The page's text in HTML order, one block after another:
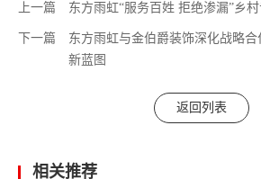
上一篇 东方雨虹“服务百姓 拒绝渗漏”乡
下一篇
东方雨虹与金伯爵装饰深化战略
新蓝图
返回列表
相关推荐